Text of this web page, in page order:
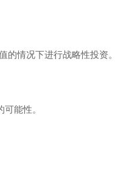
情况下进行战略性投资。
能性。